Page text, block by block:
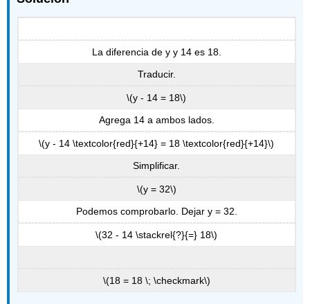
La diferencia de y y 14 es 18.
Traducir.
\(y - 14 = 18\)
Agrega 14 a ambos lados.
\(y - 14 \textcolor{red}{+14} = 18 \textcolor{red}{+14}\)
Simplificar.
\(y = 32\)
Podemos comprobarlo. Dejar y = 32.
\(32 - 14 \stackrel{?}{=} 18\)
\(18 = 18 \; \checkmark\)